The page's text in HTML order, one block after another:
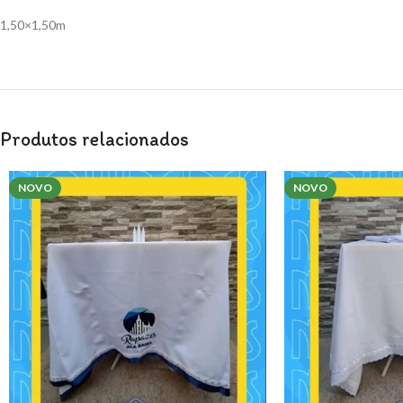
1,50×1,50m
Produtos relacionados
NOVO NOVO